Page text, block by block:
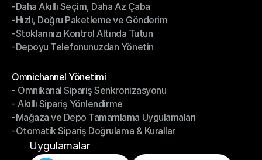
Depo Yönetimi
-Daha Akıllı Seçim, Daha Az Çaba
-Daha Akıllı Seçim, Daha Az Çaba
-Hızlı, Doğru Paketleme ve Gönderim
-Hızlı, Doğru Paketleme ve Gönderim
-Stoklarınızı Kontrol Altında Tutun
-Stoklarınızı Kontrol Altında Tutun
-Depoyu Telefonunuzdan Yönetin
Omnichannel Yönetimi
Omnichannel Yönetimi
- Omnikanal Sipariş Senkronizasyonu
- Omnikanal Sipariş Senkronizasyonu
- Akıllı Sipariş Yönlendirme
- Akıllı Sipariş Yönlendirme
-Mağaza ve Depo Tamamlama Uygulamaları
-Mağaza ve Depo Tamamlama Uygulamaları
-Otomatik Sipariş Doğrulama & Kurallar
-Otomatik Sipariş Doğrulama & Kurallar
Uygulamalar